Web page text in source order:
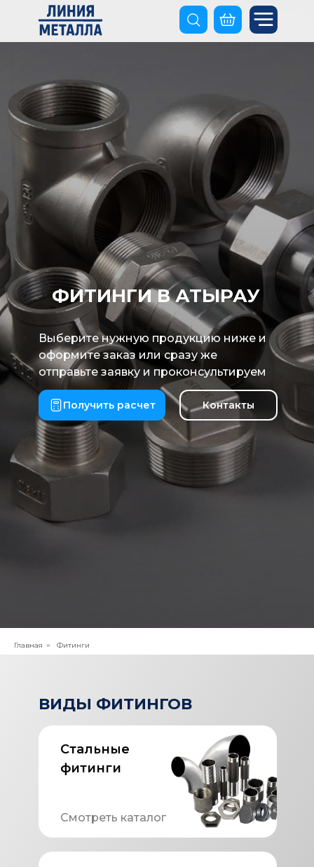
ФИТИНГИ В АТЫРАУ
Выберите нужную продукцию ниже и
оформите заказ или сразу же
отправьте заявку и проконсультируем
Получить расчет Контакты
Главная » Фитинги
Стальные
фитинги
Смотреть каталог
ВИДЫ ФИТИНГОВ